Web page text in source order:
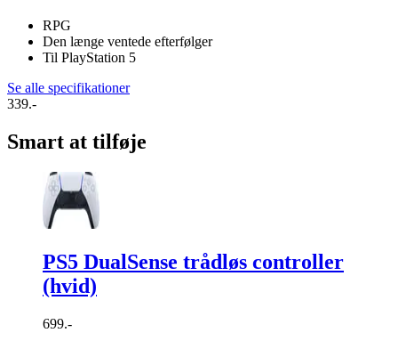
RPG
Den længe ventede efterfølger
Til PlayStation 5
Se alle specifikationer
339.-
Smart at tilføje
PS5 DualSense trådløs controller
(hvid)
699.-